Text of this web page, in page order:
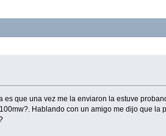
que una vez me la enviaron la estuve
Hablando con un amigo me dijo que la